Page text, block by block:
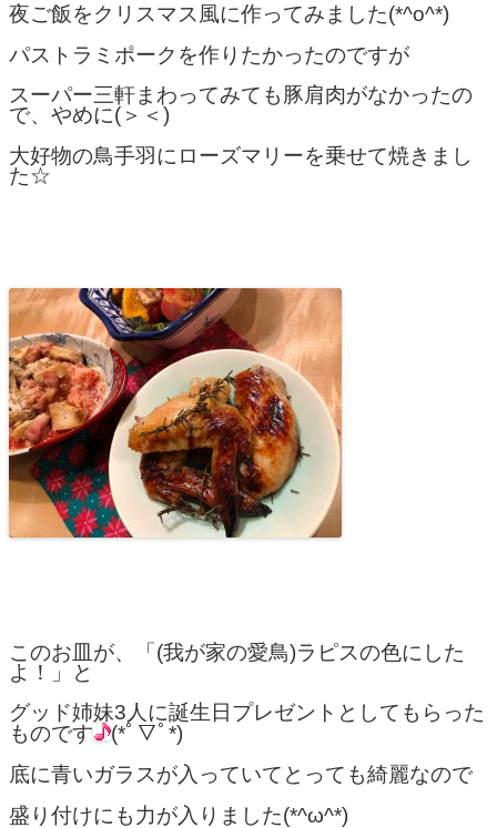
夜ご飯をクリスマス風に作ってみました(*^o^*)
パストラミポークを作りたかったのですが
スーパー三軒まわってみても豚肩肉がなかったの
で、やめに(＞＜)
大好物の鳥手羽にローズマリーを乗せて焼きまし
た☆
このお皿が、「(我が家の愛鳥)ラピスの色にした
よ！」と
グッド姉妹3人に誕生日プレゼントとしてもらった
ものです
(*ﾟ▽ﾟ*)
底に青いガラスが入っていてとっても綺麗なので
盛り付けにも力が入りました(*^ω^*)